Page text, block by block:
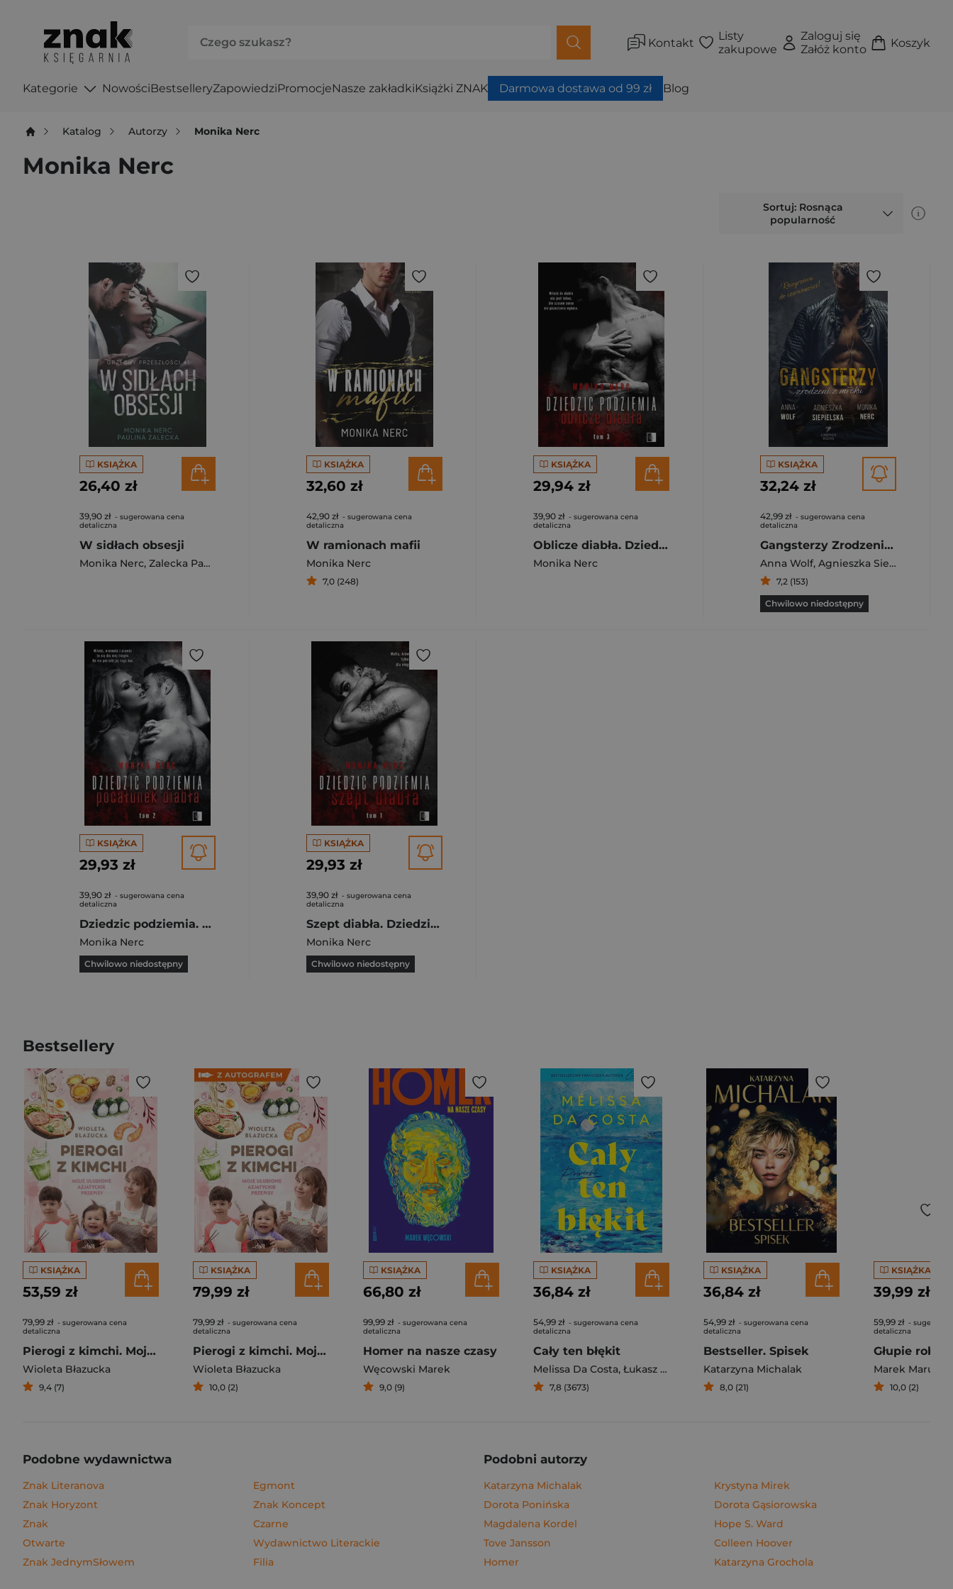
Kontakt
Listy
zakupowe
Zaloguj się
Załóż konto
Koszyk
Kategorie NowościBestselleryZapowiedziPromocjeNasze zakładkiKsiążki ZNAK Darmowa dostawa od 99 zł Blog
Katalog Autorzy Monika Nerc
Monika Nerc
Sortuj: Rosnąca
popularność
KSIĄŻKA
26,40 zł
39,90 zł - sugerowana cena
detaliczna
W sidłach obsesji
Monika Nerc, Zalecka Paulina
KSIĄŻKA
32,60 zł
42,90 zł - sugerowana cena
detaliczna
W ramionach mafii
Monika Nerc
7,0 (248)
KSIĄŻKA
29,94 zł
39,90 zł - sugerowana cena
detaliczna
Oblicze diabła. Dziedzic podziemia. Tom 3
Monika Nerc
KSIĄŻKA
32,24 zł
42,99 zł - sugerowana cena
detaliczna
Gangsterzy Zrodzeni z mroku
Anna Wolf, Agnieszka Siepielska
7,2 (153)
Chwilowo niedostępny
KSIĄŻKA
29,93 zł
39,90 zł - sugerowana cena
detaliczna
Dziedzic podziemia. Tom 2. Pocałunek diabła
Monika Nerc
Chwilowo niedostępny
KSIĄŻKA
29,93 zł
39,90 zł - sugerowana cena
detaliczna
Szept diabła. Dziedzic podziemia. Tom 1
Monika Nerc
Chwilowo niedostępny
Bestsellery
KSIĄŻKA
53,59 zł
79,99 zł - sugerowana cena
detaliczna
Pierogi z kimchi. Moje ulubione azjatyckie przepisy
Wioleta Błazucka
9,4 (7)
KSIĄŻKA
79,99 zł
79,99 zł - sugerowana cena
detaliczna
Pierogi z kimchi. Moje ulubione azjatyckie przepisy - książka z autografem
Wioleta Błazucka
10,0 (2)
KSIĄŻKA
66,80 zł
99,99 zł - sugerowana cena
detaliczna
Homer na nasze czasy
Węcowski Marek
9,0 (9)
KSIĄŻKA
36,84 zł
54,99 zł - sugerowana cena
detaliczna
Cały ten błękit
Melissa Da Costa, Łukasz Müller
7,8 (3673)
KSIĄŻKA
36,84 zł
54,99 zł - sugerowana cena
detaliczna
Bestseller. Spisek
Katarzyna Michalak
8,0 (21)
KSIĄŻKA
39,99 zł
59,99 zł -
detaliczna
Marek
10,0 (2)
Podobne wydawnictwa
Znak Literanova
Znak Horyzont
Znak
Otwarte
Znak JednymSłowem
Egmont
Znak Koncept
Czarne
Wydawnictwo Literackie
Filia
Podobni autorzy
Katarzyna Michalak
Dorota Ponińska
Magdalena Kordel
Tove Jansson
Homer
Krystyna Mirek
Dorota Gąsiorowska
Hope S. Ward
Colleen Hoover
Katarzyna Grochola